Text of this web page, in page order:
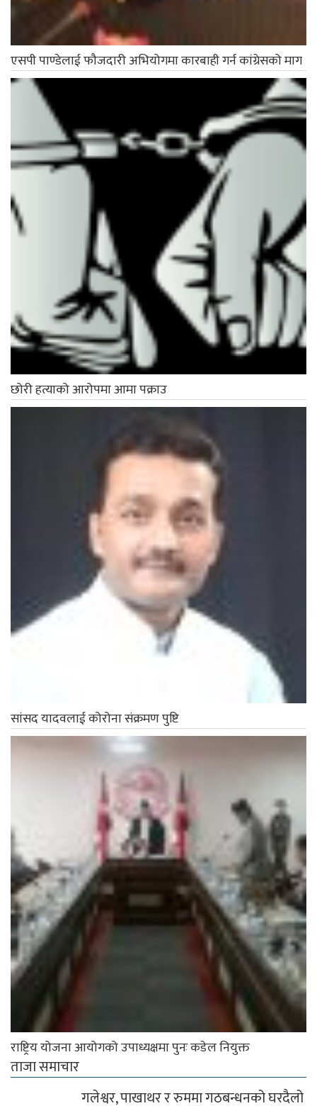
एसपी पाण्डेलाई फौजदारी अभियोगमा कारबाही गर्न कांग्रेसको माग
छोरी हत्याको आरोपमा आमा पक्राउ
सांसद यादवलाई कोरोना संक्रमण पुष्टि
राष्ट्रिय योजना आयोगको उपाध्यक्षमा पुनः कडेल नियुक्त
ताजा समाचार
गलेश्वर, पाखाथर र रुममा गठबन्धनको घरदैलो